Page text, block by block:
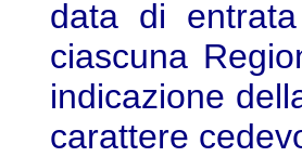
data di
ciascuna
indicazione
carattere